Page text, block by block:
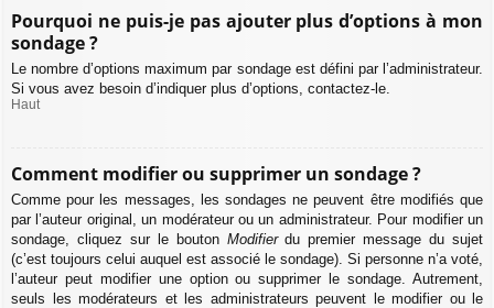
Pourquoi ne puis-je pas ajouter plus d’options à mon
sondage ?
Le nombre d’options maximum par sondage est défini par l’administrateur.
Si vous avez besoin d’indiquer plus d’options, contactez-le.
Haut
Comment modifier ou supprimer un sondage ?
Comme pour les messages, les sondages ne peuvent être modifiés que
par l’auteur original, un modérateur ou un administrateur. Pour modifier un
sondage, cliquez sur le bouton Modifierdu premier message du sujet
(c’est toujours celui auquel est associé le sondage). Si personne n’a voté,
l’auteur peut modifier une option ou supprimer le sondage. Autrement,
seuls les modérateurs et les administrateurs peuvent le modifier ou le